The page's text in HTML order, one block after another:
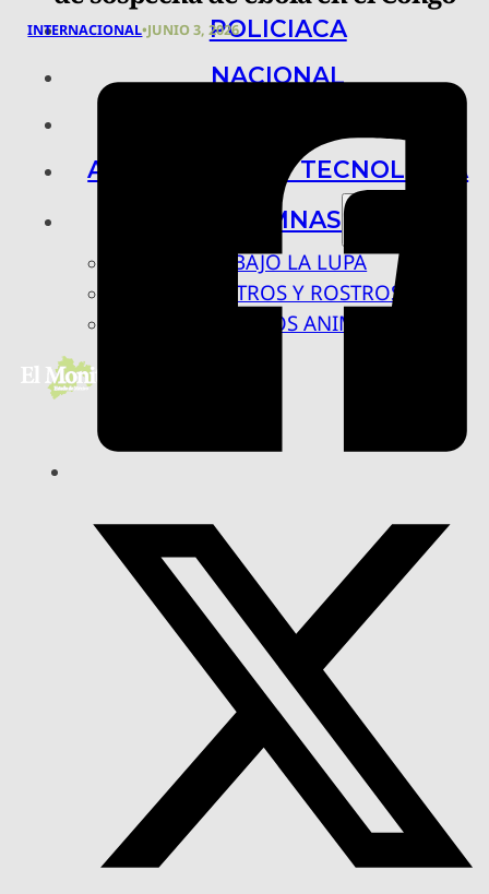
POLICIACA
NACIONAL
ARTE, CIENCIA Y TECNOLOGÍA
COLUMNAS
BAJO LA LUPA
RASTROS Y ROSTROS
VÍNCULOS ANIMALES
INTERNACIONAL•JUNIO 3, 2026